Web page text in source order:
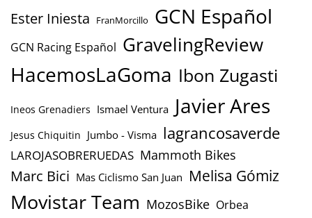
Ester Iniesta FranMorcillo GCN Español
GCN Racing Español GravelingReview
HacemosLaGoma Ibon Zugasti
Ineos Grenadiers Ismael Ventura Javier Ares
Jesus Chiquitin Jumbo - Visma lagrancosaverde
LAROJASOBRERUEDAS Mammoth Bikes
Marc Bici Mas Ciclismo San Juan Melisa Gómiz
Movistar Team MozosBike Orbea